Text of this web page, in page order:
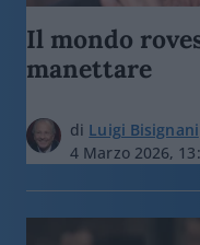
Il mondo
manettare
di Luigi Bisignani
4 Marzo 2026,